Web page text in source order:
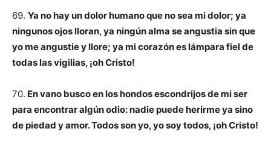
69. Ya no hay un dolor humano que no sea mi dolor; ya
ningunos ojos lloran, ya ningún alma se angustia sin que
yo me angustie y llore; ya mi corazón es lámpara fiel de
todas las vigilias, ¡oh Cristo!
70. En vano busco en los hondos escondrijos de mi ser
para encontrar algún odio: nadie puede herirme ya sino
de piedad y amor. Todos son yo, yo soy todos, ¡oh Cristo!